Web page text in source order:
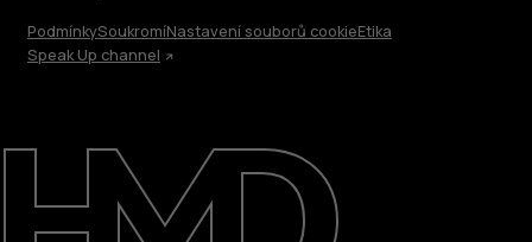
O nás
Oprava, opětovné použití, recyklace
Podpora
PodmínkySoukromíNastavení souborů cookieEtika
Speak Up channel